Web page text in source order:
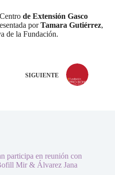
de Extensión Gasco
porTamara Gutiérrez,
de la Fundación.
SIGUIENTE
participa en reunión con
Mir & Álvarez Jana